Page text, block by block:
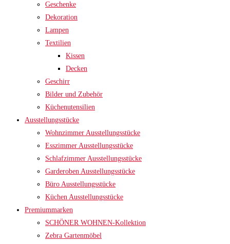
Geschenke
Dekoration
Lampen
Textilien
Kissen
Decken
Geschirr
Bilder und Zubehör
Küchenutensilien
Ausstellungsstücke
Wohnzimmer Ausstellungsstücke
Esszimmer Ausstellungsstücke
Schlafzimmer Ausstellungsstücke
Garderoben Ausstellungsstücke
Büro Ausstellungsstücke
Küchen Ausstellungsstücke
Premiummarken
SCHÖNER WOHNEN-Kollektion
Zebra Gartenmöbel